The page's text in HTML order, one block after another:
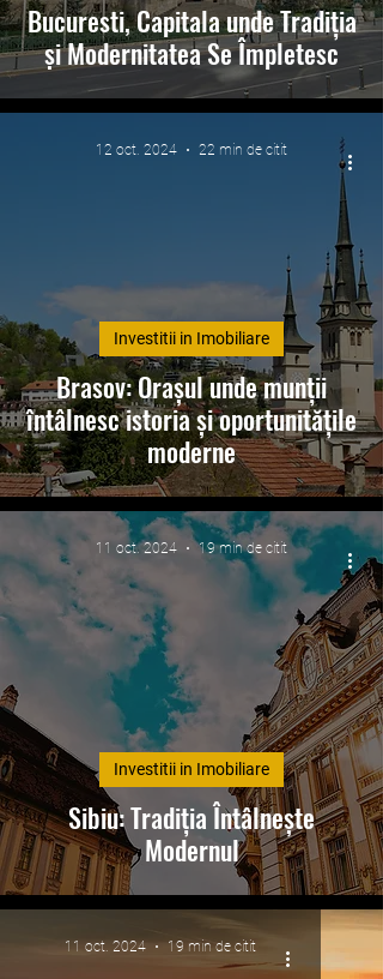
Bucuresti, Capitala unde Tradiția
și Modernitatea Se Împletesc
Brasov: Orașul unde munții
întâlnesc istoria și oportunitățile
moderne
Investitii in Imobiliare
12 oct. 2024 22 min de citit
Sibiu: Tradiția Întâlnește
Modernul
Investitii in Imobiliare
11 oct. 2024 19 min de citit
11 oct. 2024 19 min de citit